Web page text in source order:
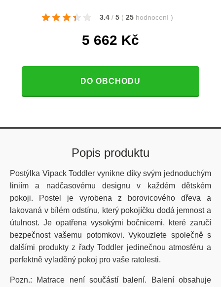
3.4 / 5 ( 25 hodnocení )
5 662 Kč
DO OBCHODU
Popis produktu
Postýlka Vipack Toddler vynikne díky svým jednoduchým
liniím a nadčasovému designu v každém dětském
pokoji. Postel je vyrobena z borovicového dřeva a
lakovaná v bílém odstínu, který pokojíčku dodá jemnost a
útulnost. Je opatřena vysokými bočnicemi, které zaručí
bezpečnost vašemu potomkovi. Vykouzlete společně s
dalšími produkty z řady Toddler jedinečnou atmosféru a
perfektně vyladěný pokoj pro vaše ratolesti.
Pozn.: Matrace není součástí balení. Balení obsahuje